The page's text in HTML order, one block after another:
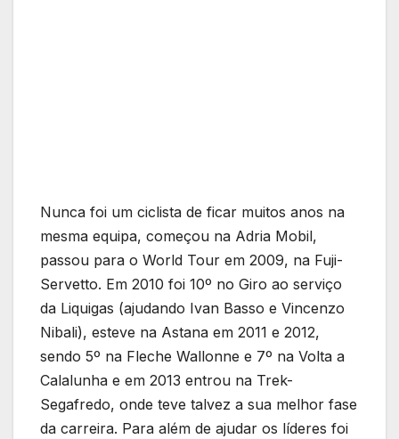
Nunca foi um ciclista de ficar muitos anos na
mesma equipa, começou na Adria Mobil,
passou para o World Tour em 2009, na Fuji-
Servetto. Em 2010 foi 10º no Giro ao serviço
da Liquigas (ajudando Ivan Basso e Vincenzo
Nibali), esteve na Astana em 2011 e 2012,
sendo 5º na Fleche Wallonne e 7º na Volta a
Calalunha e em 2013 entrou na Trek-
Segafredo, onde teve talvez a sua melhor fase
da carreira. Para além de ajudar os líderes foi